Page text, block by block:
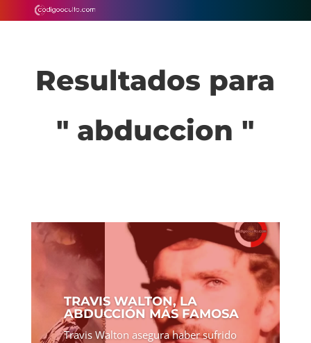
Resultados para
" abduccion "
TRAVIS WALTON, LA
ABDUCCIÓN MÁS FAMOSA
Travis Walton asegura haber sufrido